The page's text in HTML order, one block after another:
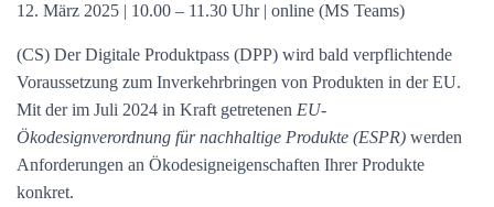
12. März 2025 | 10.00 – 11.30 Uhr | online (MS Teams)
(CS) Der Digitale Produktpass (DPP) wird bald verpflichtende
Voraussetzung zum Inverkehrbringen von Produkten in der EU.
Mit der im Juli 2024 in Kraft getretenen EU-
Ökodesignverordnung für nachhaltige Produkte (ESPR) werden
Anforderungen an Ökodesigneigenschaften Ihrer Produkte
konkret.